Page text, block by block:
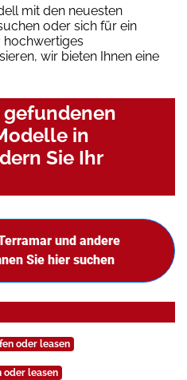
mit den neuesten
oder sich für ein
hochwertiges
wir bieten Ihnen eine
gefundenen
in
Sie Ihr
und andere
Sie hier suchen
oder leasen
oder leasen